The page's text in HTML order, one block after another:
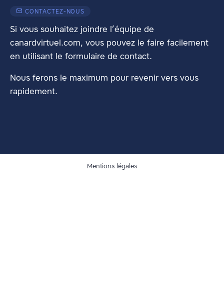
CONTACTEZ-NOUS
Si vous souhaitez joindre l’équipe de
canardvirtuel.com, vous pouvez le faire facilement
en utilisant le formulaire de contact.
Nous ferons le maximum pour revenir vers vous
rapidement.
Mentions légales